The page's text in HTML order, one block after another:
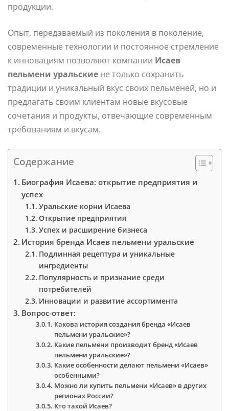
продукции.
Опыт, передаваемый из поколения в поколение,
современные технологии и постоянное стремление
к инновациям позволяют компании Исаев
пельмени уральские не только сохранить
традиции и уникальный вкус своих пельменей, но и
предлагать своим клиентам новые вкусовые
сочетания и продукты, отвечающие современным
требованиям и вкусам.
Содержание
Биография Исаева: открытие предприятия и
успех
Уральские корни Исаева
Открытие предприятия
Успех и расширение бизнеса
История бренда Исаев пельмени уральские
Подлинная рецептура и уникальные
ингредиенты
Популярность и признание среди
потребителей
Инновации и развитие ассортимента
Вопрос-ответ:
Какова история создания бренда «Исаев
пельмени уральские»?
Какие пельмени производит бренд «Исаев
пельмени уральские»?
Какие особенности делают пельмени «Исаев»
особенными?
Можно ли купить пельмени «Исаев» в других
регионах России?
Кто такой Исаев?